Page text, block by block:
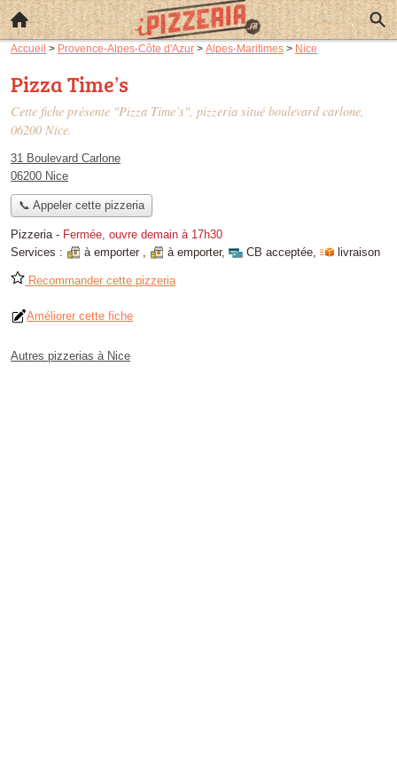
Accueil > Provence-Alpes-Côte d'Azur > Alpes-Maritimes > Nice
Pizza Time’s
Cette fiche présente "Pizza Time’s", pizzeria situé boulevard carlone,
06200 Nice.
31 Boulevard Carlone
06200 Nice
📞 Appeler cette pizzeria
Pizzeria- Fermée, ouvre demain à 17h30
Services :
à emporter , à emporter, CB acceptée, livraison
Recommander cette pizzeria
Améliorer cette fiche
Autres pizzerias à Nice